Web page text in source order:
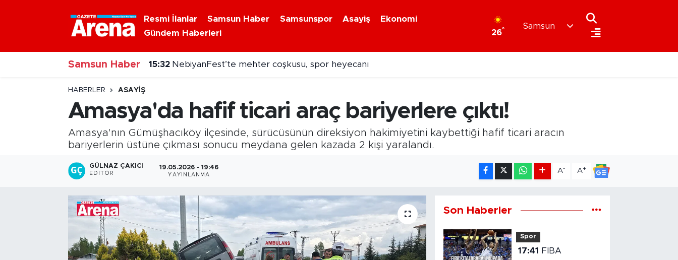
Resmi İlanlar Samsun Haber Samsunspor Asayiş
Ekonomi
Gündem Haberleri
26°
Samsun
Samsun Haber 15:32 NebiyanFest’te mehter coşkusu, spor heyecanı
HABERLER ASAYIŞ
Amasya'da hafif ticari araç bariyerlere çıktı!
Amasya'nın Gümüşhacıköy ilçesinde, sürücüsünün direksiyon hakimiyetini kaybettiği hafif ticari aracın
bariyerlerin üstüne çıkması sonucu meydana gelen kazada 2 kişi yaralandı.
GÜLNAZ ÇAKICI
EDITÖR
19.05.2026 - 19:46
YAYINLANMA
A- A+
Son Haberler
Spor
17:41
Nöbetçi Eczaneler
Hava Durumu
Samsun Namaz Vakitleri
Trafik Durumu
Süper Lig Puan Durumu ve Fikstür
Tüm Manşetler
Haber Arşivi